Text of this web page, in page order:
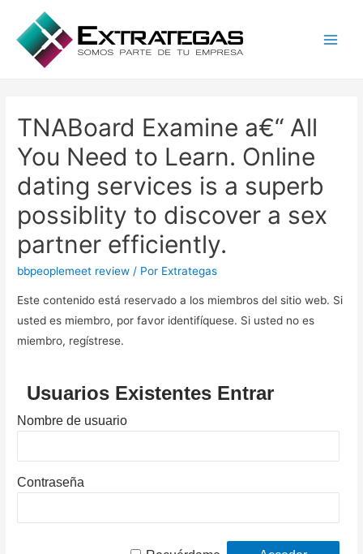
TNABoard Examine a€“ All
You Need to Learn. Online
dating services is a superb
possiblity to discover a sex
partner efficiently.
bbpeoplemeet review / Por Extrategas
Este contenido está reservado a los miembros del sitio web. Si
usted es miembro, por favor identifíquese. Si usted no es
miembro, regístrese.
Usuarios Existentes Entrar
Nombre de usuario
Contraseña